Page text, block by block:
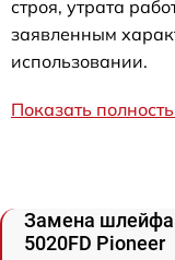
строя, утрата
заявленным
использовании.
Показать
Замена шлейфа
5020FD Pioneer